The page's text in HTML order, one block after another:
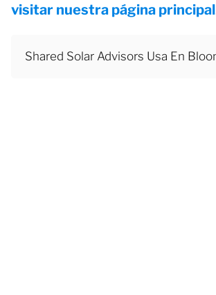
visitar nuestra página principal
Shared Solar Advisors Usa En